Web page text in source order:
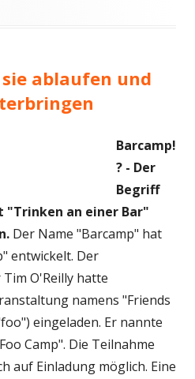
ablaufen und
Barcamp!
? - Der
Begriff
an einer Bar"
Der Name "Barcamp" hat
entwickelt. Der
O'Reilly hatte
namens "Friends
eingeladen. Er nannte
Camp". Die Teilnahme
auf Einladung möglich. Eine